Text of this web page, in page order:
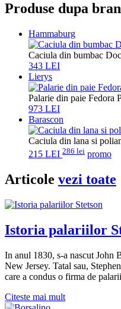
Produse dupa
Hammaburg
Caciula din bumbac
343 LEI
Lierys
Palarie din paie Fedora
973 LEI
Barascon
Caciula din lana si
215 LEI 286 lei promo
Articole vezi toate
Istoria palariilor
In anul 1830, s-a nascut John
New Jersey. Tatal sau,
care a condus o firma de
Citeste mai mult